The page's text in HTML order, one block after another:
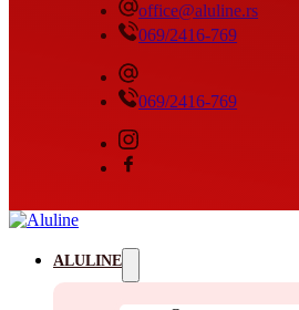
office@aluline.rs
069/2416-769
069/2416-769
ALULINE